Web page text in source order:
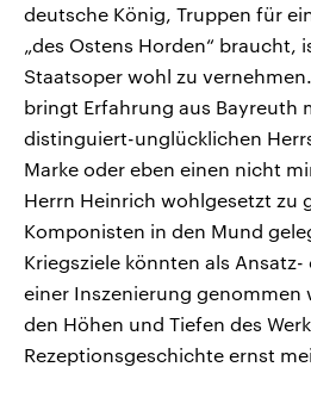
deutsche König, Truppen für
„des Ostens Horden“ braucht,
Staatsoper wohl zu
bringt Erfahrung aus Bayreuth
distinguiert-unglücklichen
Marke oder eben einen nicht
Herrn Heinrich wohlgesetzt zu
Komponisten in den Mund
Kriegsziele könnten als
einer Inszenierung genommen
den Höhen und Tiefen des
Rezeptionsgeschichte ernst